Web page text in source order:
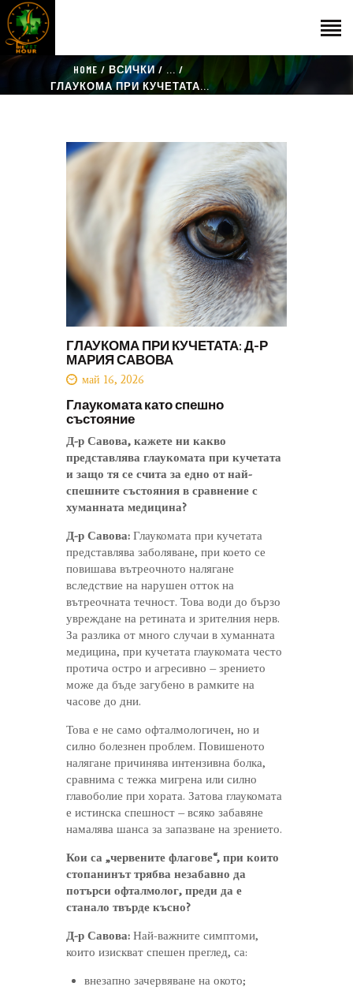
HOME ВСИЧКИ
...
ГЛАУКОМА ПРИ КУЧЕТАТА...
НАЧАЛО
КАТАЛОГ
THE VET HOUR
БЛОГ
КОНТАКТ
ГЛАУКОМА ПРИ КУЧЕТАТА: Д-Р
МАРИЯ САВОВА
май 16, 2026
Глаукомата като спешно
състояние
Д-р Савова, кажете ни какво
представлява глаукомата при кучетата
и защо тя се счита за едно от най-
спешните състояния в сравнение с
хуманната медицина?
Д-р Савова: Глаукомата при кучетата
представлява заболяване, при което се
повишава вътреочното налягане
вследствие на нарушен отток на
вътреочната течност. Това води до бързо
увреждане на ретината и зрителния нерв.
За разлика от много случаи в хуманната
медицина, при кучетата глаукомата често
протича остро и агресивно – зрението
може да бъде загубено в рамките на
часове до дни.
Това е не само офталмологичен, но и
силно болезнен проблем. Повишеното
налягане причинява интензивна болка,
сравнима с тежка мигрена или силно
главоболие при хората. Затова глаукомата
е истинска спешност – всяко забавяне
намалява шанса за запазване на зрението.
Кои са „червените флагове“, при които
стопанинът трябва незабавно да
потърси офталмолог, преди да е
станало твърде късно?
Д-р Савова: Най-важните симптоми,
които изискват спешен преглед, са:
внезапно зачервяване на окото;